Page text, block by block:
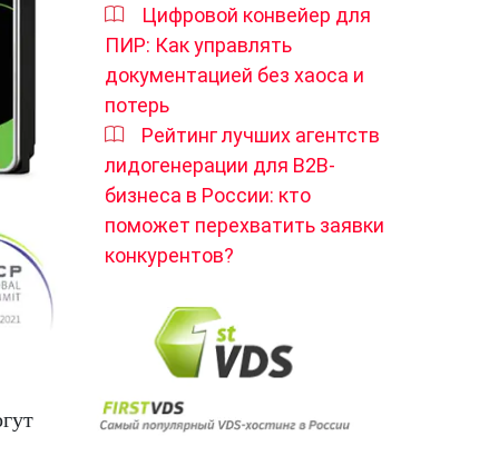
Цифровой конвейер для
ПИР: Как управлять
документацией без хаоса и
потерь
Рейтинг лучших агентств
лидогенерации для B2B-
бизнеса в России: кто
поможет перехватить заявки
конкурентов?